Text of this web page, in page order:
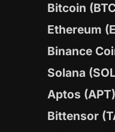
Bitcoin
Ethereum
Binance
Solana
Aptos
Bittensor